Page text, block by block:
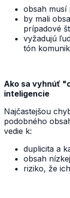
obsah musí
by mali
prípadové
vyžadujú
tón
Ako sa vyhnúť
inteligencie
Najčastejšou
podobného
vedie k:
duplicita a
obsah
riziko, že